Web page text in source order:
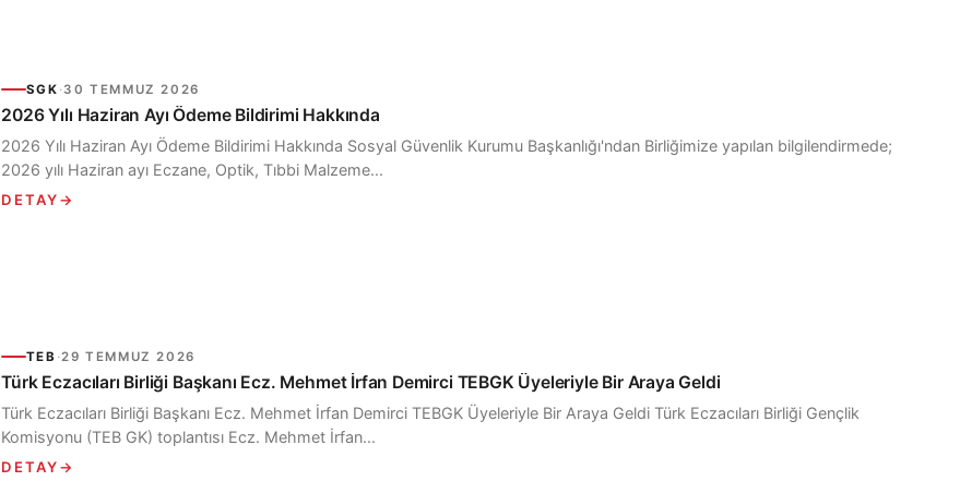
SGK ·30 TEMMUZ 2026
2026 Yılı Haziran Ayı Ödeme Bildirimi Hakkında
2026 Yılı Haziran Ayı Ödeme Bildirimi Hakkında Sosyal Güvenlik Kurumu Başkanlığı'ndan Birliğimize yapılan bilgilendirmede;
2026 yılı Haziran ayı Eczane, Optik, Tıbbi Malzeme...
DETAY→
TEB ·29 TEMMUZ 2026
Türk Eczacıları Birliği Başkanı Ecz. Mehmet İrfan Demirci TEBGK Üyeleriyle Bir Araya Geldi
Türk Eczacıları Birliği Başkanı Ecz. Mehmet İrfan Demirci TEBGK Üyeleriyle Bir Araya Geldi Türk Eczacıları Birliği Gençlik
Komisyonu (TEB GK) toplantısı Ecz. Mehmet İrfan...
DETAY→